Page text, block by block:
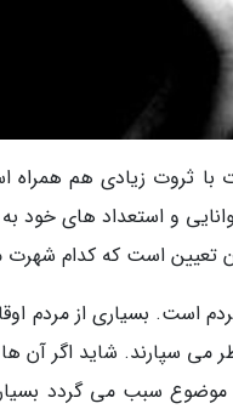
با ثروت زیادی هم
و استعداد های
تعیین است که کدام شهرت
است. بسیاری از مردم
می سپارند. شاید اگر آن ها
سبب می گردد